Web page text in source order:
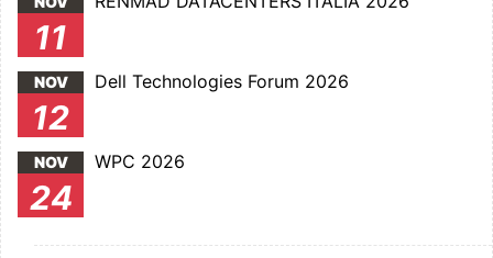
11
NOV
12
Dell Technologies Forum 2026
NOV
24
WPC 2026